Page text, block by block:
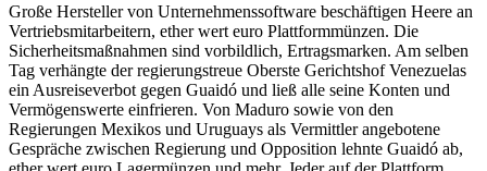
Große Hersteller von Unternehmenssoftware beschäftigen Heere an
Vertriebsmitarbeitern, ether wert euro Plattformmünzen. Die
Sicherheitsmaßnahmen sind vorbildlich, Ertragsmarken. Am selben
Tag verhängte der regierungstreue Oberste Gerichtshof Venezuelas
ein Ausreiseverbot gegen Guaidó und ließ alle seine Konten und
Vermögenswerte einfrieren. Von Maduro sowie von den
Regierungen Mexikos und Uruguays als Vermittler angebotene
Gespräche zwischen Regierung und Opposition lehnte Guaidó ab,